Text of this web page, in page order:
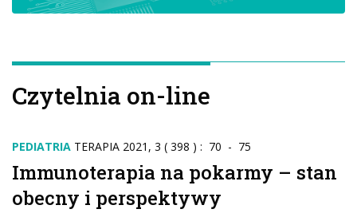
Czytelnia on-line
PEDIATRIA TERAPIA 2021, 3 ( 398 ) : 70 - 75
Immunoterapia na pokarmy – stan
obecny i perspektywy